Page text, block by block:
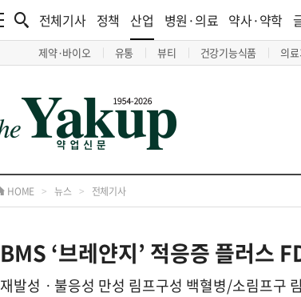
전체기사 정책 산업
제약·바이오 유통 뷰티 건강기능식품 의
병원·의료 약사·약학
HOME > 뉴스 > 전체기사
BMS ‘브레얀지’ 적응증 플러스
재발성ㆍ불응성 만성 림프구성 백혈병/소림프구